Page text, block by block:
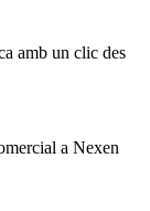
amb un clic des
a Nexen